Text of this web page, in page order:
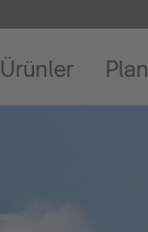
Ürünler